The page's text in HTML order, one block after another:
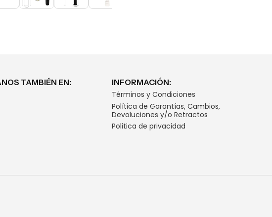
TAMBIÉN EN:
INFORMACIÓN:
Términos y Condiciones
Política de Garantías, Cambios,
Devoluciones y/o Retractos
Politica de privacidad